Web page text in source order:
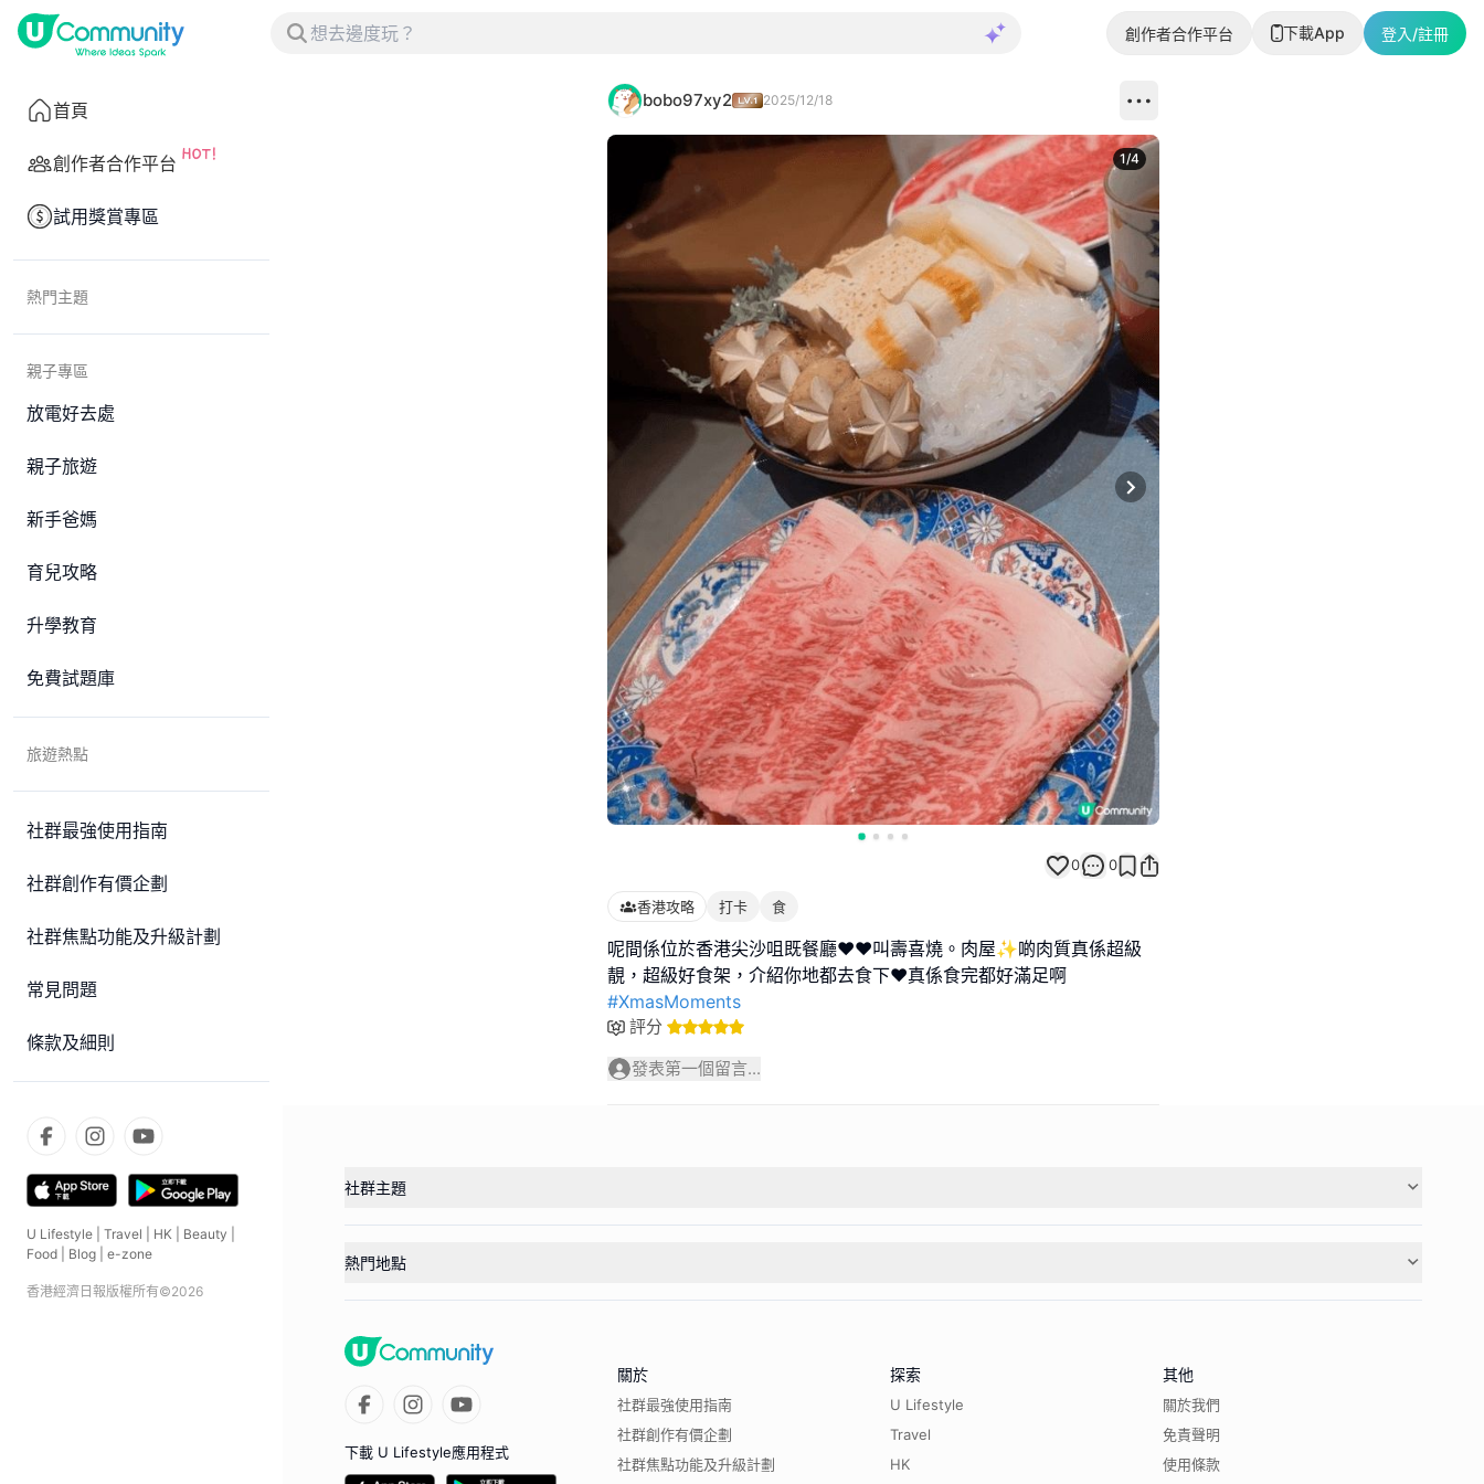
創作者合作平台 下載App 登入/註冊
首頁
創作者合作平台
試用獎賞專區
熱門主題
親子專區
放電好去處
親子旅遊
新手爸媽
育兒攻略
升學教育
免費試題庫
旅遊熱點
社群最強使用指南
社群創作有價企劃
社群焦點功能及升級計劃
常見問題
條款及細則
U Lifestyle Travel HK Beauty
Food
Blog e-zone
香港經濟日報版權所有©2026
bobo97xy2 2025/12/18
Next slide
1/4
0 0
香港攻略 打卡 食
呢間係位於香港尖沙咀既餐廳❤️❤️叫壽喜燒。肉屋✨️啲肉質真係超級
#XmasMoments
評分
發表第一個留言...
社群主題
熱門地點
下載 U Lifestyle應用程式
關於
社群最強使用指南
社群創作有價企劃
社群焦點功能及升級計劃
探索
U Lifestyle
Travel
HK
其他
關於我們
免責聲明
使用條款